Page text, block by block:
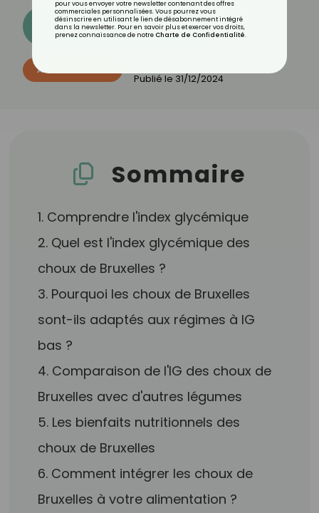
Découvrez les 11 menus CROQ
ALIMENTATION
Publié le 31/12/2024
Sommaire
1. Comprendre l'index glycémique
2. Quel est l'index glycémique des
choux de Bruxelles ?
3. Pourquoi les choux de Bruxelles
sont-ils adaptés aux régimes à IG
bas ?
4. Comparaison de l'IG des choux de
Bruxelles avec d'autres légumes
5. Les bienfaits nutritionnels des
choux de Bruxelles
6. Comment intégrer les choux de
Bruxelles à votre alimentation ?
pour vous envoyer votre newsletter contenant des offres
commerciales personnalisées. Vous pourrez vous
désinscrire en utilisant le lien de désabonnement intégré
dans la newsletter. Pour en savoir plus et exercer vos droits,
prenez connaissance de notre Charte de Confidentialité.